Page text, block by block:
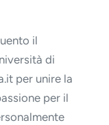
il
di
per unire la
per il